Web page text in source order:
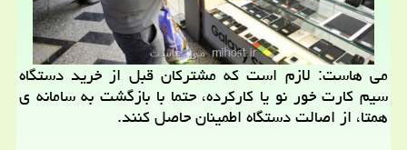
می هاست: لازم است كه مشتركان قبل از خرید دستگاه
سیم كارت خور نو یا كاركرده، حتما با بازگشت به سامانه ی
همتا، از اصالت دستگاه اطمینان حاصل كنند.